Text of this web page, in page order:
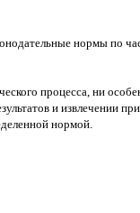
нормы по
процесса, ни
и извлечении
нормой.